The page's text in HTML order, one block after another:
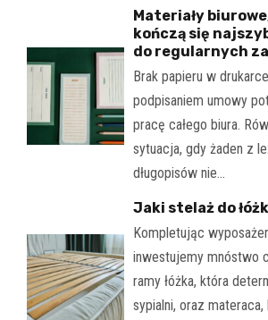
Materiały
kończą się
do regularnych
Brak papieru w
podpisaniem umowy
pracę całego biura.
sytuacja, gdy żaden z
długopisów nie…
Jaki stelaż do
Kompletując
inwestujemy mnóstwo
ramy łóżka, która
sypialni, oraz